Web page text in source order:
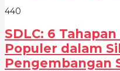
440
SDLC: 6
Populer dalam
Pengembangan